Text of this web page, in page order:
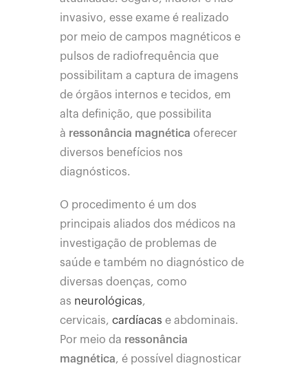
invasivo, esse exame é realizado
por meio de campos magnéticos e
pulsos de radiofrequência que
possibilitam a captura de imagens
de órgãos internos e tecidos, em
alta definição, que possibilita
à ressonância magnética oferecer
diversos benefícios nos
diagnósticos.
O procedimento é um dos
principais aliados dos médicos na
investigação de problemas de
saúde e também no diagnóstico de
diversas doenças, como
as neurológicas,
cervicais,cardíacas e abdominais.
Por meio da ressonância
magnética, é possível diagnosticar